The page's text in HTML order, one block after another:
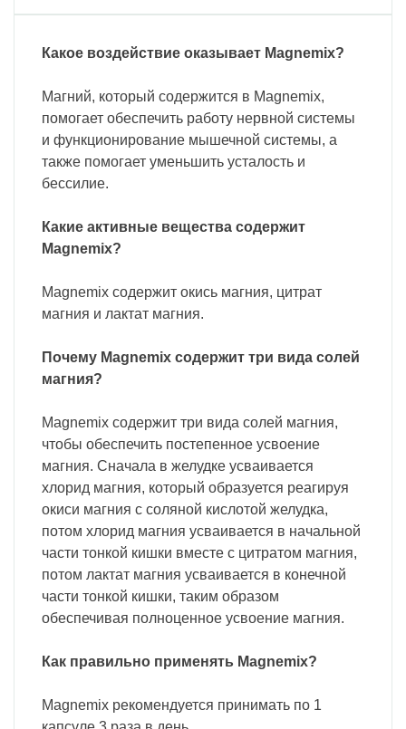
Какое воздействие оказывает Magnemix?
Магний, который содержится в Magnemix,
помогает обеспечить работу нервной системы
и функционирование мышечной системы, а
также помогает уменьшить усталость и
бессилие.
Какие активные вещества содержит
Magnemix?
Magnemix содержит окись магния, цитрат
магния и лактат магния.
Почему Magnemix содержит три вида солей
магния?
Magnemix содержит три вида солей магния,
чтобы обеспечить постепенное усвоение
магния. Сначала в желудке усваивается
хлорид магния, который образуется реагируя
окиси магния с соляной кислотой желудка,
потом хлорид магния усваивается в начальной
части тонкой кишки вместе с цитратом магния,
потом лактат магния усваивается в конечной
части тонкой кишки, таким образом
обеспечивая полноценное усвоение магния.
Как правильно применять Magnemix?
Magnemix рекомендуется принимать по 1